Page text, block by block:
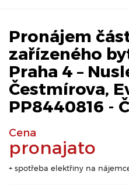
Pronájem
zařízeného
Praha 4 –
Čestmírova,
PP8440816 -
Cena
pronajato
+ spotřeba elektřiny na